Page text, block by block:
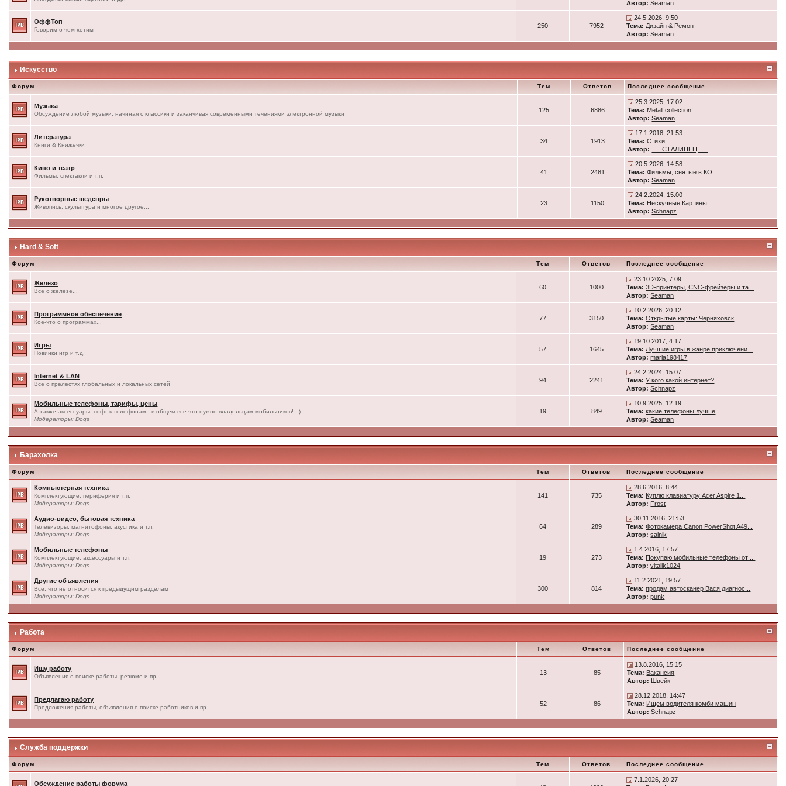
Автор: Seaman
ОффТоп
Говорим о чем хотим
250 7952
24.5.2026, 9:50
Тема: Дизайн & Ремонт
Автор: Seaman
Искусство
Форум Тем Ответов Последнее сообщение
Музыка
Обсуждение любой музыки, начиная с классики и заканчивая современными течениями электронной музыки
125 6886
25.3.2025, 17:02
Тема: Metall collection!
Автор: Seaman
Литература
Книги & Книжечки
34 1913
17.1.2018, 21:53
Тема: Стихи
Автор: ===СТАЛИНЕЦ===
Кино и театр
Фильмы, спектакли и т.п.
41 2481
20.5.2026, 14:58
Тема: Фильмы, снятые в КО.
Автор: Seaman
Рукотворные шедевры
Живопись, скульптура и многое другое...
23 1150
24.2.2024, 15:00
Тема: Нескучные Картины
Автор: Schnapz
Hard & Soft
Форум Тем Ответов Последнее сообщение
Железо
Все о железе...
60 1000
23.10.2025, 7:09
Тема: 3D-принтеры, CNC-фрейзеры и та...
Автор: Seaman
Программное обеспечение
Кое-что о программах...
77 3150
10.2.2026, 20:12
Тема: Открытые карты: Черняховск
Автор: Seaman
Игры
Новинки игр и т.д.
57 1645
19.10.2017, 4:17
Тема: Лучшие игры в жанре приключени...
Автор: maria198417
Internet & LAN
Все о прелестях глобальных и локальных сетей
94 2241
24.2.2024, 15:07
Тема: У кого какой интернет?
Автор: Schnapz
Мобильные телефоны, тарифы, цены
А также аксессуары, софт к телефонам - в общем все что нужно владельцам мобильников! =)
Модераторы:Dogs
19 849
10.9.2025, 12:19
Тема: какие телефоны лучше
Автор: Seaman
Барахолка
Форум Тем Ответов Последнее сообщение
Компьютерная техника
Комплектующие, периферия и т.п.
Модераторы:Dogs
141 735
28.6.2016, 8:44
Тема: Куплю клавиатуру Acer Aspire 1...
Автор: Frost
Аудио-видео, бытовая техника
Телевизоры, магнитофоны, акустика и т.п.
Модераторы:Dogs
64 289
30.11.2016, 21:53
Тема: Фотокамера Canon PowerShot A49...
Автор: salnik
Мобильные телефоны
Комплектующие, аксессуары и т.п.
Модераторы:Dogs
19 273
1.4.2016, 17:57
Тема: Покупаю мобильные телефоны от ...
Автор: vitalik1024
Другие объявления
Все, что не относится к предыдущим разделам
Модераторы:Dogs
300 814
11.2.2021, 19:57
Тема: продам автосканер Вася диагнос...
Автор: punk
Работа
Форум Тем Ответов Последнее сообщение
Ищу работу
Объявления о поиске работы, резюме и пр.
13 85
13.8.2016, 15:15
Тема: Вакансия
Автор: Швейк
Предлагаю работу
Предложения работы, объявления о поиске работников и пр.
52 86
28.12.2018, 14:47
Тема: Ищем водителя комби машин
Автор: Schnapz
Служба поддержки
Форум Тем Ответов Последнее сообщение
Обсуждение работы форума
7.1.2026, 20:27